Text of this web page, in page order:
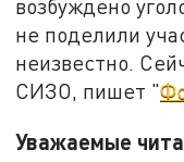
возбуждено
не поделили
неизвестно.
СИЗО, пишет "
Уважаемые